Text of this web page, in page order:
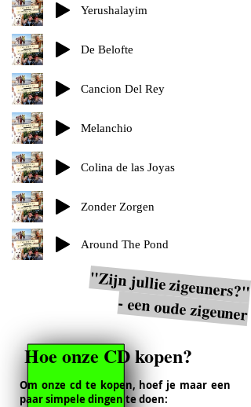
Yerushalayim
De Belofte
Cancion Del Rey
Melanchio
Colina de las Joyas
Zonder Zorgen
Around The Pond
"Zijn jullie zigeuners?"
- een oude zigeuner
Hoe onze CD kopen?
Om onze cd te kopen, hoef je maar een
paar simpele dingen te doen: